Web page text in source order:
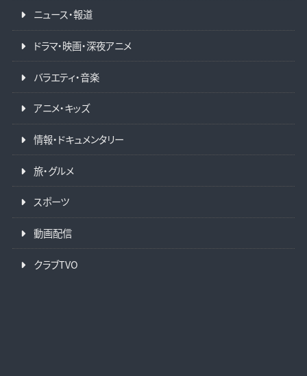
ニュース・報道
ドラマ・映画・深夜アニメ
バラエティ・音楽
アニメ・キッズ
情報・ドキュメンタリー
旅・グルメ
スポーツ
動画配信
クラブTVO